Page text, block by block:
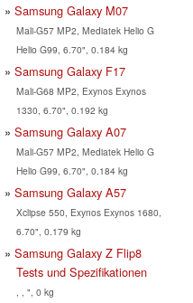
Samsung Galaxy M07
Mali-G57 MP2, Mediatek Helio G
Helio G99, 6.70", 0.184 kg
Samsung Galaxy F17
Mali-G68 MP2, Exynos Exynos
1330, 6.70", 0.192 kg
Samsung Galaxy A07
Mali-G57 MP2, Mediatek Helio G
Helio G99, 6.70", 0.184 kg
Samsung Galaxy A57
Xclipse 550, Exynos Exynos 1680,
6.70", 0.179 kg
Samsung Galaxy Z Flip8
Tests und Spezifikationen
, , ", 0 kg